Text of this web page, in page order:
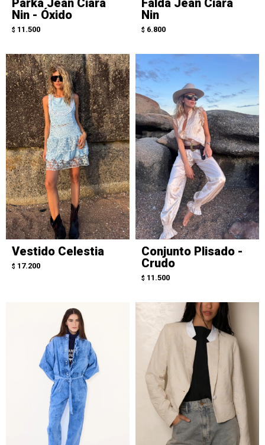
Nin - Óxido
$ 11.500
Nin
$ 6.800
Vestido Celestia
$ 17.200
Conjunto Plisado -
Crudo
$ 11.500